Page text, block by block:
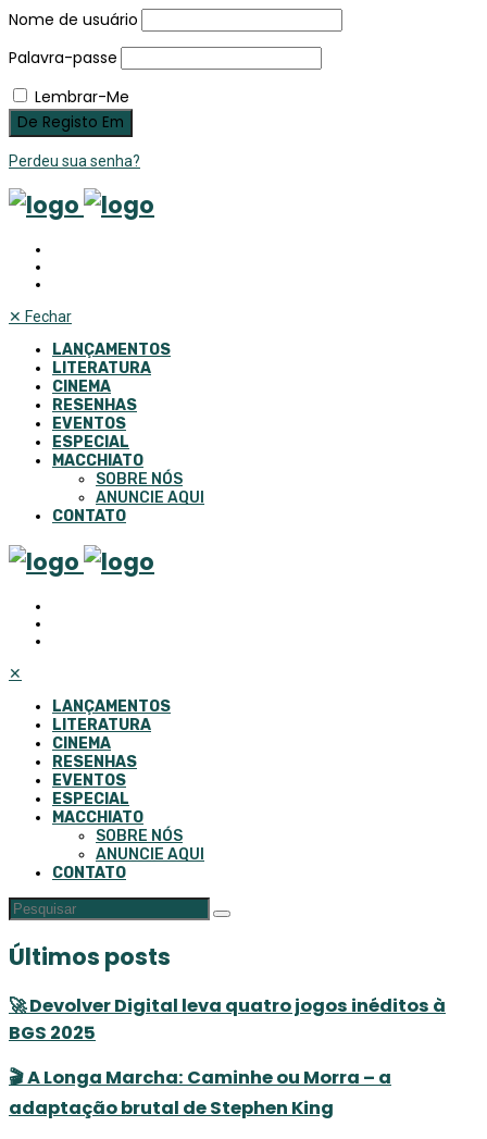
Nome de usuário
Palavra-passe
Lembrar-Me
Perdeu sua senha?
✕ Fechar
LANÇAMENTOS
LITERATURA
CINEMA
RESENHAS
EVENTOS
ESPECIAL
MACCHIATO
SOBRE NÓS
ANUNCIE AQUI
CONTATO
✕
LANÇAMENTOS
LITERATURA
CINEMA
RESENHAS
EVENTOS
ESPECIAL
MACCHIATO
SOBRE NÓS
ANUNCIE AQUI
CONTATO
Últimos posts
🚀 Devolver Digital leva quatro jogos inéditos à
BGS 2025
🎬 A Longa Marcha: Caminhe ou Morra – a
adaptação brutal de Stephen King